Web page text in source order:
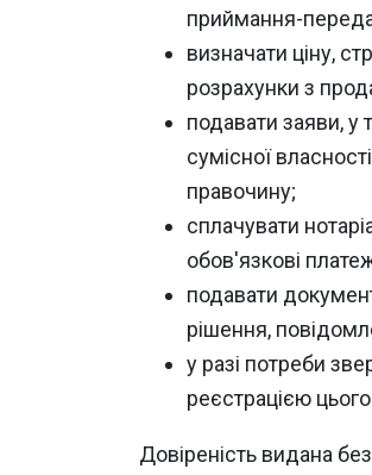
приймання-
визначати ціну,
розрахунки з
подавати заяви, у
сумісної
правочину;
сплачувати
обов'язкові
подавати
рішення,
у разі потреби
реєстрацією
Довіреність видана